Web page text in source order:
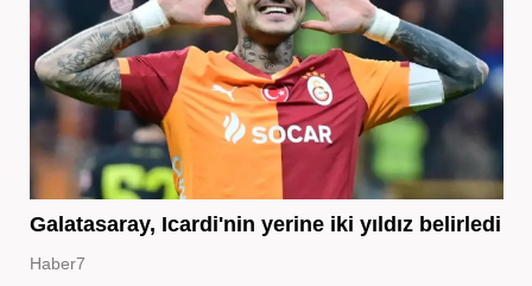
Galatasaray, Icardi'nin yerine iki yıldız belirledi
Haber7